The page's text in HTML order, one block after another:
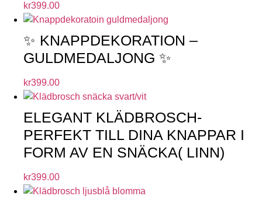
kr399.00
✨ KNAPPDEKORATION –
GULDMEDALJONG ✨
kr399.00
ELEGANT KLÄDBROSCH-
PERFEKT TILL DINA KNAPPAR I
FORM AV EN SNÄCKA( LINN)
kr399.00